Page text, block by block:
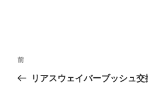
投
ナ
前
の
前
リアスウェイバーブッシュ交